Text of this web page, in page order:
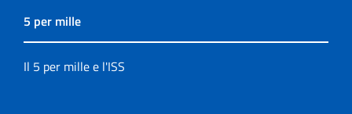
5 per mille
Il 5 per mille e l'ISS